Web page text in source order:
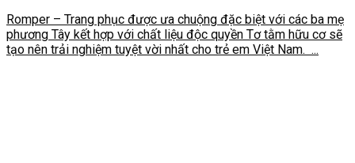
Romper – Trang phục được ưa chuộng đặc biệt với các ba mẹ
phương Tây kết hợp với chất liệu độc quyền Tơ tằm hữu cơ sẽ
tạo nên trải nghiệm tuyệt vời nhất cho trẻ em Việt Nam. ...